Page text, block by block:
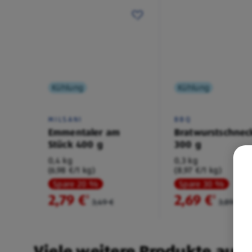
Kühlung
MILSANI
Emmentaler am
Stück 400 g
0,4 kg
(6,98 €/1 kg)
Spare 20 %
2,79 €² 3,49 €
Kühlung
BBQ
300 g
0,3 kg
(8,97 €/1 kg)
Spare 30 %
2,69 €² 3,89 €